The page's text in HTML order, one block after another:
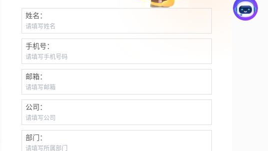
姓名：
手机号：
邮箱：
公司：
部门：